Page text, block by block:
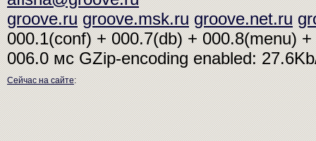
groove.ru groove.msk.ru groove.net.ru
000.1(conf) + 000.7(db) + 000.8(menu)
006.0 мсGZip-encoding enabled:
Сейчас на сайте: